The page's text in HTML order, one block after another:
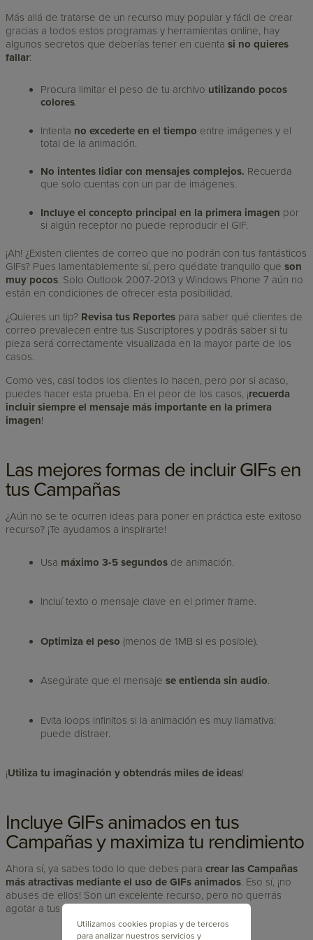
Más allá de tratarse de un recurso muy popular y fácil de crear
gracias a todos estos programas y herramientas online, hay
algunos secretos que deberías tener en cuentasi no quieres
fallar:
Procura limitar el peso de tu archivo utilizando pocos
colores.
Intenta no excederte en el tiempo entre imágenes y el
total de la animación.
No intentes lidiar con mensajes complejos. Recuerda
que solo cuentas con un par de imágenes.
Incluye el concepto principal en la primera imagen por
si algún receptor no puede reproducir el GIF.
¡Ah! ¿Existen clientes de correo que no podrán con tus fantásticos
GIFs? Pues lamentablemente sí, pero quédate tranquilo queson
muy pocos. Solo Outlook 2007-2013 y Windows Phone 7 aún no
están en condiciones de ofrecer esta posibilidad.
¿Quieres un tip? Revisa tus Reportes para saber qué clientes de
correo prevalecen entre tus Suscriptores y podrás saber si tu
pieza será correctamente visualizada en la mayor parte de los
casos.
Como ves, casi todos los clientes lo hacen, pero por si acaso,
puedes hacer esta prueba. En el peor de los casos, ¡recuerda
incluir siempre el mensaje más importante en la primera
imagen!
Las mejores formas de incluir GIFs en
tus Campañas
¿Aún no se te ocurren ideas para poner en práctica este exitoso
recurso? ¡Te ayudamos a inspirarte!
Usa máximo 3-5 segundos de animación.
Incluí texto o mensaje clave en el primer frame.
Optimiza el peso (menos de 1MB si es posible).
Asegúrate que el mensajese entienda sin audio.
Evita loops infinitos si la animación es muy llamativa:
puede distraer.
¡Utiliza tu imaginación y obtendrás miles de ideas!
Incluye GIFs animados en tus
Campañas y maximiza tu rendimiento
Ahora sí, ya sabes todo lo que debes paracrear las Campañas
más atractivas mediante el uso de GIFs animados. Eso sí, ¡no
abuses de ellos! Son un excelente recurso, pero no querrás
agotar a tus lectores.
Utilizamos cookies propias y de terceros
para analizar nuestros servicios y